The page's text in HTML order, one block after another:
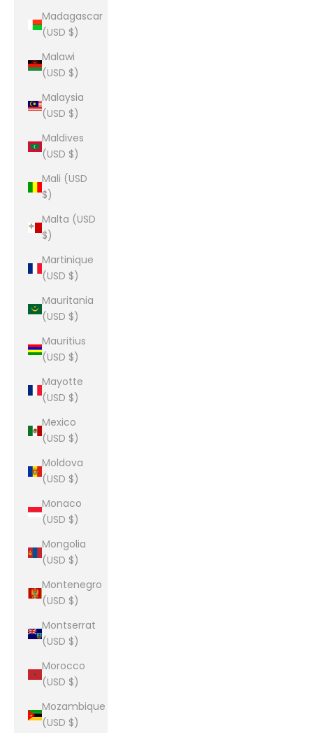
Madagascar
(USD $)
Malawi
(USD $)
Malaysia
(USD $)
Maldives
(USD $)
Mali (USD
$)
Malta (USD
$)
Martinique
(USD $)
Mauritania
(USD $)
Mauritius
(USD $)
Mayotte
(USD $)
Mexico
(USD $)
Moldova
(USD $)
Monaco
(USD $)
Mongolia
(USD $)
Montenegro
(USD $)
Montserrat
(USD $)
Morocco
(USD $)
Mozambique
(USD $)